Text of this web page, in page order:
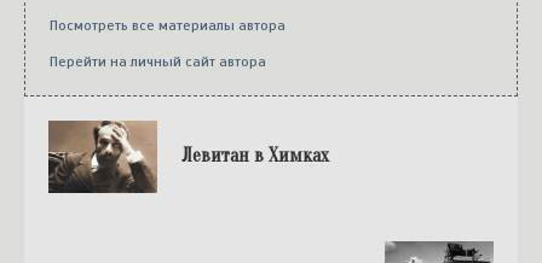
Посмотреть все материалы автора
Перейти на личный сайт автора
Левитан в Химках